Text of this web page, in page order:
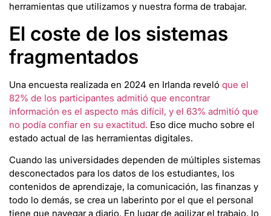
herramientas que utilizamos y nuestra forma de trabajar.
El coste de los sistemas
fragmentados
Una encuesta realizada en 2024 en Irlanda reveló que el
82% de los participantes admitió que encontrar
información es el aspecto más difícil, y el 63% admitió que
no podía confiar en su exactitud. Eso dice mucho sobre el
estado actual de las herramientas digitales.
Cuando las universidades dependen de múltiples sistemas
desconectados para los datos de los estudiantes, los
contenidos de aprendizaje, la comunicación, las finanzas y
todo lo demás, se crea un laberinto por el que el personal
tiene que navegar a diario. En lugar de agilizar el trabajo, lo